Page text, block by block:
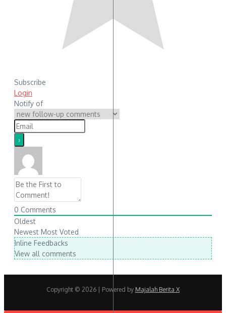
Subscribe
Login
Notify of
0 Comments
Oldest
Newest Most Voted
Inline Feedbacks
View all comments
Copyright © 2026 | Powered by Majalah Berita X